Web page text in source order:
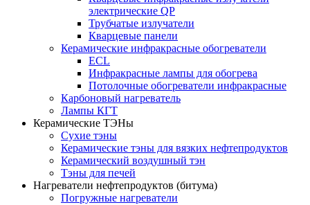
электрические QP
Трубчатые излучатели
Кварцевые панели
Керамические инфракрасные обогреватели
ECL
Инфракрасные лампы для обогрева
Потолочные обогреватели инфракрасные
Карбоновый нагреватель
Лампы КГТ
Керамические ТЭНы
Сухие тэны
Керамические тэны для вязких нефтепродуктов
Керамический воздушный тэн
Тэны для печей
Нагреватели нефтепродуктов (битума)
Погружные нагреватели